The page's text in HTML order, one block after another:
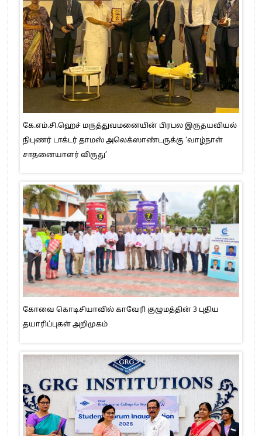
கே.எம்.சி.ஹெச் மருத்துவமனையின் பிரபல இருதயவியல்
நிபுணர் டாக்டர் தாமஸ் அலெக்ஸாண்டருக்கு ‘வாழ்நாள்
சாதனையாளர் விருது’
கோவை கொடிசியாவில் காவேரி குழுமத்தின் 3 புதிய
தயாரிப்புகள் அறிமுகம்